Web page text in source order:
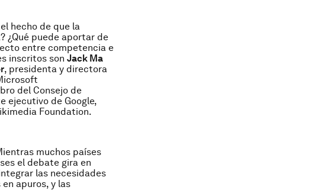
hecho de que la
¿Qué puede aportar de
entre competencia e
inscritos son Jack Ma
, presidenta y directora
del Consejo de
ejecutivo de Google,
Foundation.
muchos países
el debate gira en
las necesidades
apuros, y las